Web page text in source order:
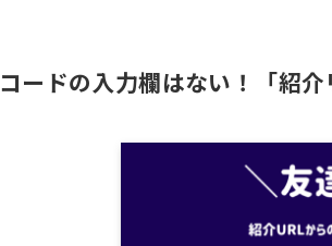
ードの入力欄はない！「紹